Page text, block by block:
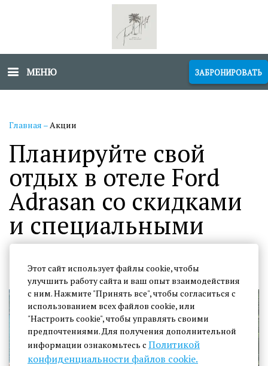
Этот сайт использует файлы cookie, чтобы
улучшить работу сайта и ваш опыт взаимодействия
с ним. Нажмите "Принять все", чтобы согласиться с
использованием всех файлов cookie, или
"Настроить cookie", чтобы управлять своими
предпочтениями. Для получения дополнительной
информации ознакомьтесь с Политикой
конфиденциальности файлов cookie.
МЕНЮ ЗАБРОНИРОВАТЬ
Главная –Акции
Планируйте свой
отдых в отеле Ford
Adrasan со скидками
и специальными
предложениями